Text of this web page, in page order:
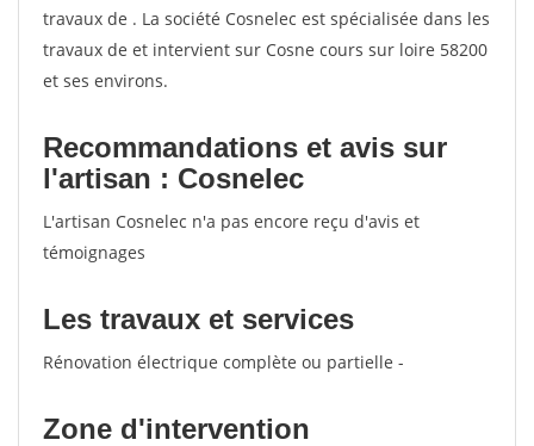
travaux de . La société Cosnelec est spécialisée dans les
travaux de et intervient sur Cosne cours sur loire 58200
et ses environs.
Recommandations et avis sur
l'artisan : Cosnelec
L'artisan Cosnelec n'a pas encore reçu d'avis et
témoignages
Les travaux et services
Rénovation électrique complète ou partielle -
Zone d'intervention